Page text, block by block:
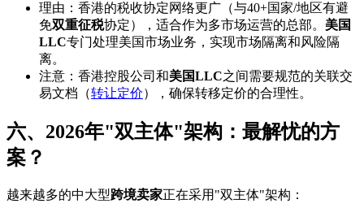
理由：香港的税收协定网络更广（与40+国家/地区有避
免双重征税协定），适合作为多市场运营的总部。 美国
LLC专门处理美国市场业务，实现市场隔离和风险隔
离。
注意：香港控股公司和美国LLC之间需要规范的关联交
易文档（转让定价），确保转移定价的合理性。
六、2026年"双主体"架构：最解忧的方
案？
越来越多的中大型跨境卖家正在采用"双主体"架构：